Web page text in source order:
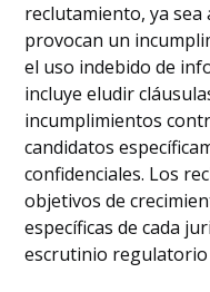
reclutamiento, ya
provocan un
el uso indebido de
incluye eludir
incumplimientos
candidatos
confidenciales. Los
objetivos de
específicas de cada
escrutinio regulatorio